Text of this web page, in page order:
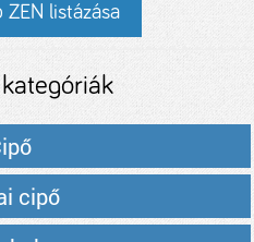
listázása
cipő